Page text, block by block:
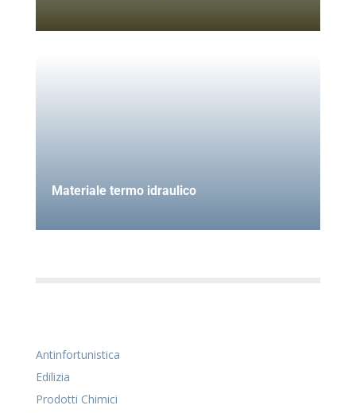
Materiale termo idraulico
Antinfortunistica
Edilizia
Prodotti Chimici